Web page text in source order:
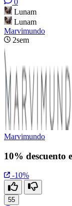
Lunam
Lunam
Marvimundo
2sem
Marvimundo
10% descuento
-10%
55